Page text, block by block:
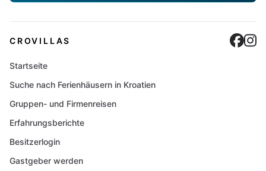
CROVILLAS
Startseite
Suche nach Ferienhäusern in Kroatien
Gruppen- und Firmenreisen
Erfahrungsberichte
Besitzerlogin
Gastgeber werden